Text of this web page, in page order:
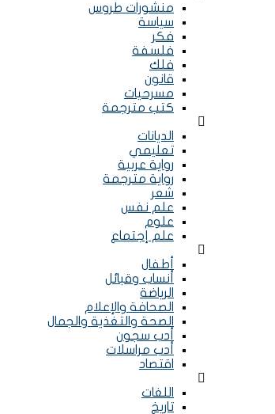
منشورات طروس
سياسة
فكر
فلسفة
فلك
قانون
مسرحيات
كتب مترجمة
Menu
الديانات
تعليمي
رواية عربية
رواية مترجمة
شعر
علم نفس
علوم
علم إجتماع
Menu
أطفال
أنساب وقبائل
الرياضة
الصحافة والإعلام
الصحة والتغذية والجمال
أدب سجون
أدب مراسلات
اقتصاد
Menu
اللغات
تاريخ